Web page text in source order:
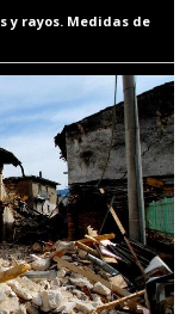
y rayos. Medidas de